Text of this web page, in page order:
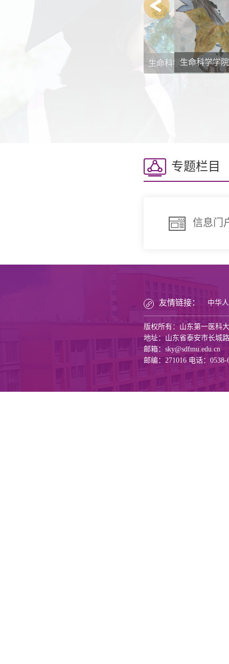
生命科学学院成功举
生命科学学
专题栏目
信息门
友情链接： 中华
版权所有：山东第一医科
地址：山东省泰安市长城
邮箱：sky@sdfmu.edu.cn
邮编：271016 电话：0538-